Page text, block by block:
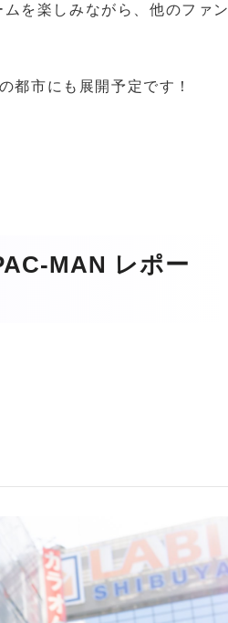
を楽しみながら、他のファン
都市にも展開予定です！
MAN レポー